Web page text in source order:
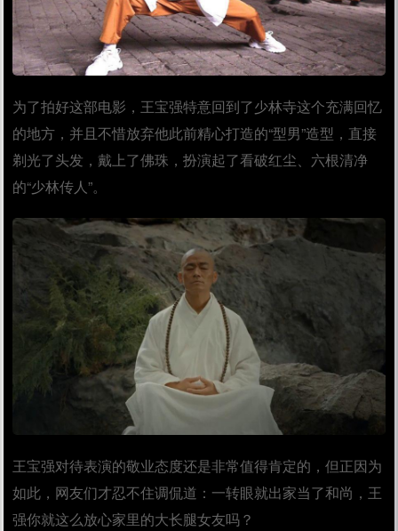
为了拍好这部电影，王宝强特意回到了少林寺这个充满回忆
的地方，并且不惜放弃他此前精心打造的“型男”造型，直接
剃光了头发，戴上了佛珠，扮演起了看破红尘、六根清净
的“少林传人”。
王宝强对待表演的敬业态度还是非常值得肯定的，但正因为
如此，网友们才忍不住调侃道：一转眼就出家当了和尚，王
强你就这么放心家里的大长腿女友吗？